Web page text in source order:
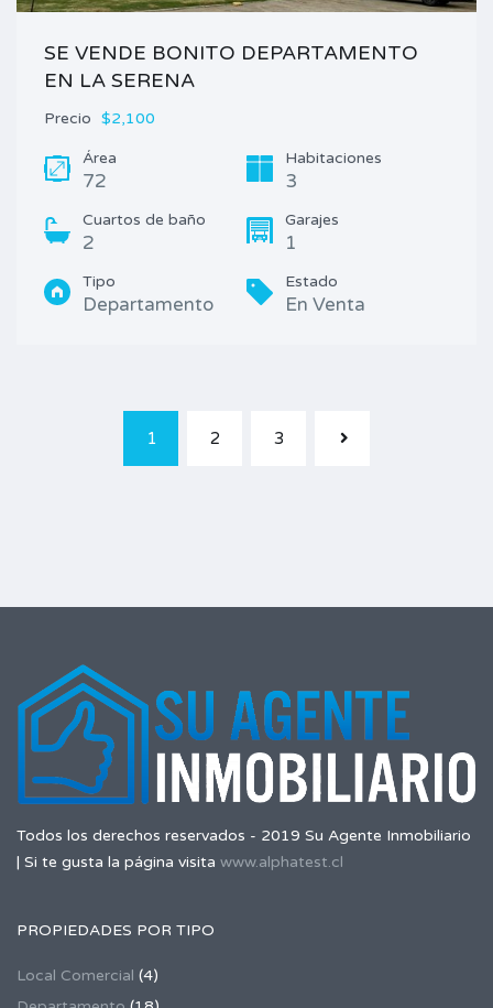
SE VENDE BONITO DEPARTAMENTO
EN LA SERENA
Precio $2,100
Área
72
Habitaciones
3
Cuartos de baño
2
Garajes
1
Tipo
Departamento
Estado
En Venta
1 2 3
Todos los derechos reservados - 2019 Su Agente Inmobiliario
| Si te gusta la página visita www.alphatest.cl
PROPIEDADES POR TIPO
Local Comercial (4)